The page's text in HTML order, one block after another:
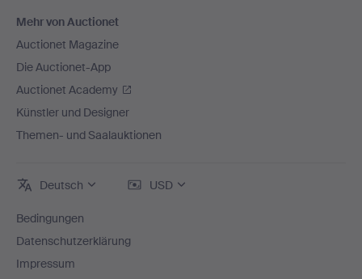
Mehr von Auctionet
Auctionet Magazine
Die Auctionet-App
Auctionet Academy
Künstler und Designer
Themen- und Saalauktionen
Deutsch USD
Bedingungen
Datenschutzerklärung
Impressum